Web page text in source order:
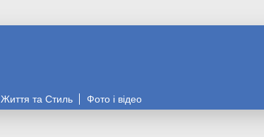
Життя та Стиль Фото і відео